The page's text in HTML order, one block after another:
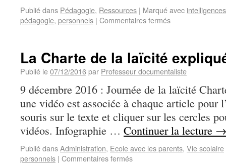
Publié dans Pédagogie, Ressources | Marqué avec
pédagogie, personnels | Commentaires fermés
La Charte de la laïcité
Publié le07/12/2016par Professeur documentaliste
9 décembre 2016 : Journée de la laïcité
une vidéo est associée à chaque article pour
souris sur le texte et cliquer sur les cercles
vidéos. Infographie … Continuer la lecture →
Publié dansAdministration, Ecole avec les parents, Vie scolaire
personnels | Commentaires fermés